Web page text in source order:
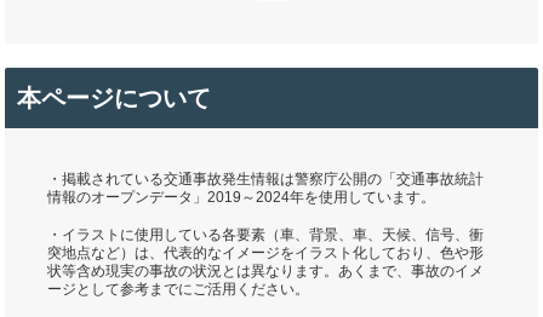
本ページについて
・掲載されている交通事故発生情報は警察庁公開の「交通事故統計
情報のオープンデータ」2019～2024年を使用しています。
・イラストに使用している各要素（車、背景、車、天候、信号、衝
突地点など）は、代表的なイメージをイラスト化しており、色や形
状等含め現実の事故の状況とは異なります。あくまで、事故のイメ
ージとして参考までにご活用ください。